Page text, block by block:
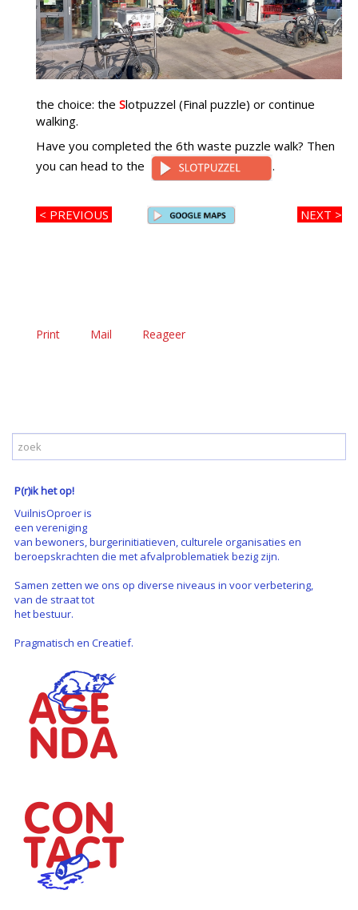
the choice: the Slotpuzzel (Final puzzle) or continue
walking.
Have you completed the 6th waste puzzle walk? Then
you can head to the
.
< PREVIOUS NEXT >
Print Mail Reageer
P(r)ik het op!
VuilnisOproer is
een vereniging
van bewoners, burgerinitiatieven, culturele organisaties en
beroepskrachten die met afvalproblematiek bezig zijn.
Samen zetten we ons op diverse niveaus in voor verbetering,
van de straat tot
het bestuur.
Pragmatisch en Creatief.